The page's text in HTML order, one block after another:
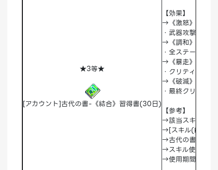
★3等★
[アカウント]古代の書-《結合》習得書(30日)
【効果】
→《激怒》効果
・武器攻撃力/属
→《調和》効果
・全ステータス
→《暴走》効果
・クリティカル
→《破滅》効果
・最終クリティ
【参考】
→該当スキルはア
→[スキル(K)]＞[
→古代の書-《暴
→スキル使用料
→使用期間：30